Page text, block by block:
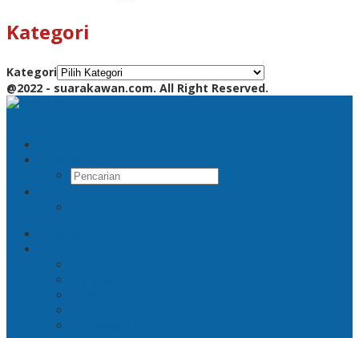
Kategori
Kategori
@2022 - suarakawan.com. All Right Reserved.